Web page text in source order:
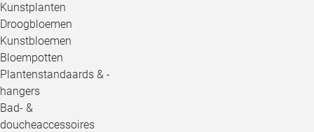
Kunstplanten
Droogbloemen
Kunstbloemen
Bloempotten
Plantenstandaards & -
hangers
Bad- &
doucheaccessoires